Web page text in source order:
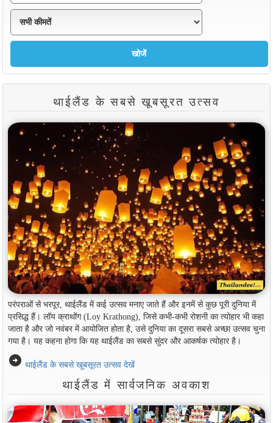
थाईलैंड के सबसे खूबसूरत उत्सव
परंपराओं से भरपूर, थाईलैंड में कई उत्सव मनाए जाते हैं और इनमें से कुछ पूरी दुनिया में
प्रसिद्ध हैं। लॉय क्राथोंग (Loy Krathong), जिसे कभी-कभी रोशनी का त्योहार भी कहा
जाता है और जो नवंबर में आयोजित होता है, उसे दुनिया का दूसरा सबसे अच्छा उत्सव चुना
गया है। यह कहना होगा कि यह थाईलैंड का सबसे सुंदर और आकर्षक त्योहार है।
arrow_circle_right थाईलैंड के सबसे खूबसूरत उत्सव देखें
थाईलैंड में सार्वजनिक अवकाश